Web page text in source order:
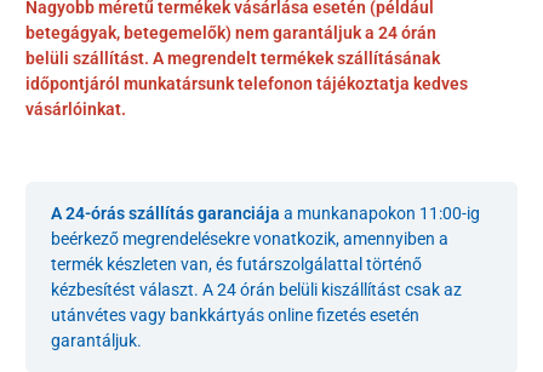
Nagyobb méretű termékek vásárlása esetén (például
betegágyak, betegemelők) nem garantáljuk a 24 órán
belüli szállítást. A megrendelt termékek szállításának
időpontjáról munkatársunk telefonon tájékoztatja kedves
vásárlóinkat.
A 24-órás szállítás garanciája a munkanapokon 11:00-ig
beérkező megrendelésekre vonatkozik, amennyiben a
termék készleten van, és futárszolgálattal történő
kézbesítést választ. A 24 órán belüli kiszállítást csak az
utánvétes vagy bankkártyás online fizetés esetén
garantáljuk.